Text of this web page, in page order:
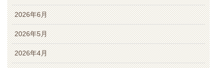
2026年6月
2026年5月
2026年4月